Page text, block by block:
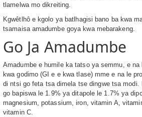
tlamelwa mo dikreiting.
Kgwêtlhô e kgolo ya batlhagisi bano ba kwa
tsamaisa amadumbe goya kwa mebarakeng.
Go Ja Amadumbe
Amadumbe e humile ka tatso ya semmu, e na
kwa godimo (GI e e kwa tlase) mme e na le
di ntsi go feta tsa dimela tse dingwe tsa
go bapiswa le 1.9% ya ditapole le 1.7% ya
magnesium, potassium, iron, vitamin A,
vitamin C.